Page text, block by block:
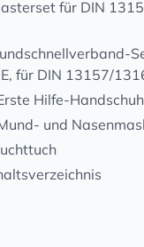
für DIN
für DIN 13157/
Hilfe-
und